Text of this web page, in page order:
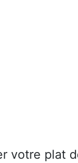
votre plat